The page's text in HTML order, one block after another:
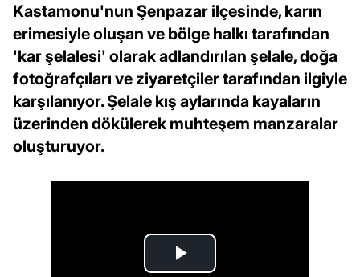
Kastamonu'nun Şenpazar ilçesinde, karın
erimesiyle oluşan ve bölge halkı tarafından
'kar şelalesi' olarak adlandırılan şelale, doğa
fotoğrafçıları ve ziyaretçiler tarafından ilgiyle
karşılanıyor. Şelale kış aylarında kayaların
üzerinden dökülerek muhteşem manzaralar
oluşturuyor.